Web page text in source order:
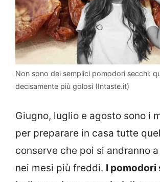
Non sono dei semplici pomodori secchi:
decisamente più golosi (Intaste.it)
Giugno, luglio e agosto sono i
per preparare in casa tutte
conserve che poi si andranno
nei mesi più freddi. I pomodori